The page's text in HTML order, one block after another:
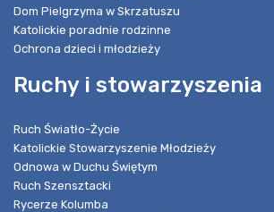
Dom Pielgrzyma w Skrzatuszu
Katolickie poradnie rodzinne
Ochrona dzieci i młodzieży
Ruchy i stowarzyszenia
Ruch Światło-Życie
Katolickie Stowarzyszenie Młodzieży
Odnowa w Duchu Świętym
Ruch Szensztacki
Rycerze Kolumba